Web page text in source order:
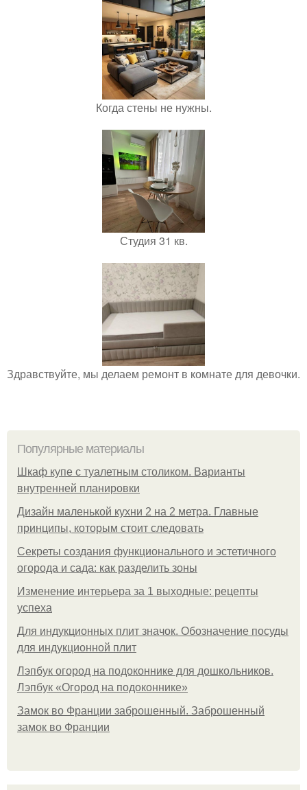
Когда стены не нужны.
Студия 31 кв.
Здравствуйте, мы делаем ремонт в комнате для девочки.
Популярные материалы
Шкаф купе с туалетным столиком. Варианты
внутренней планировки
Дизайн маленькой кухни 2 на 2 метра. Главные
принципы, которым стоит следовать
Секреты создания функционального и эстетичного
огорода и сада: как разделить зоны
Изменение интерьера за 1 выходные: рецепты
успеха
Для индукционных плит значок. Обозначение посуды
для индукционной плит
Лэпбук огород на подоконнике для дошкольников.
Лэпбук «Огород на подоконнике»
Замок во Франции заброшенный. Заброшенный
замок во Франции